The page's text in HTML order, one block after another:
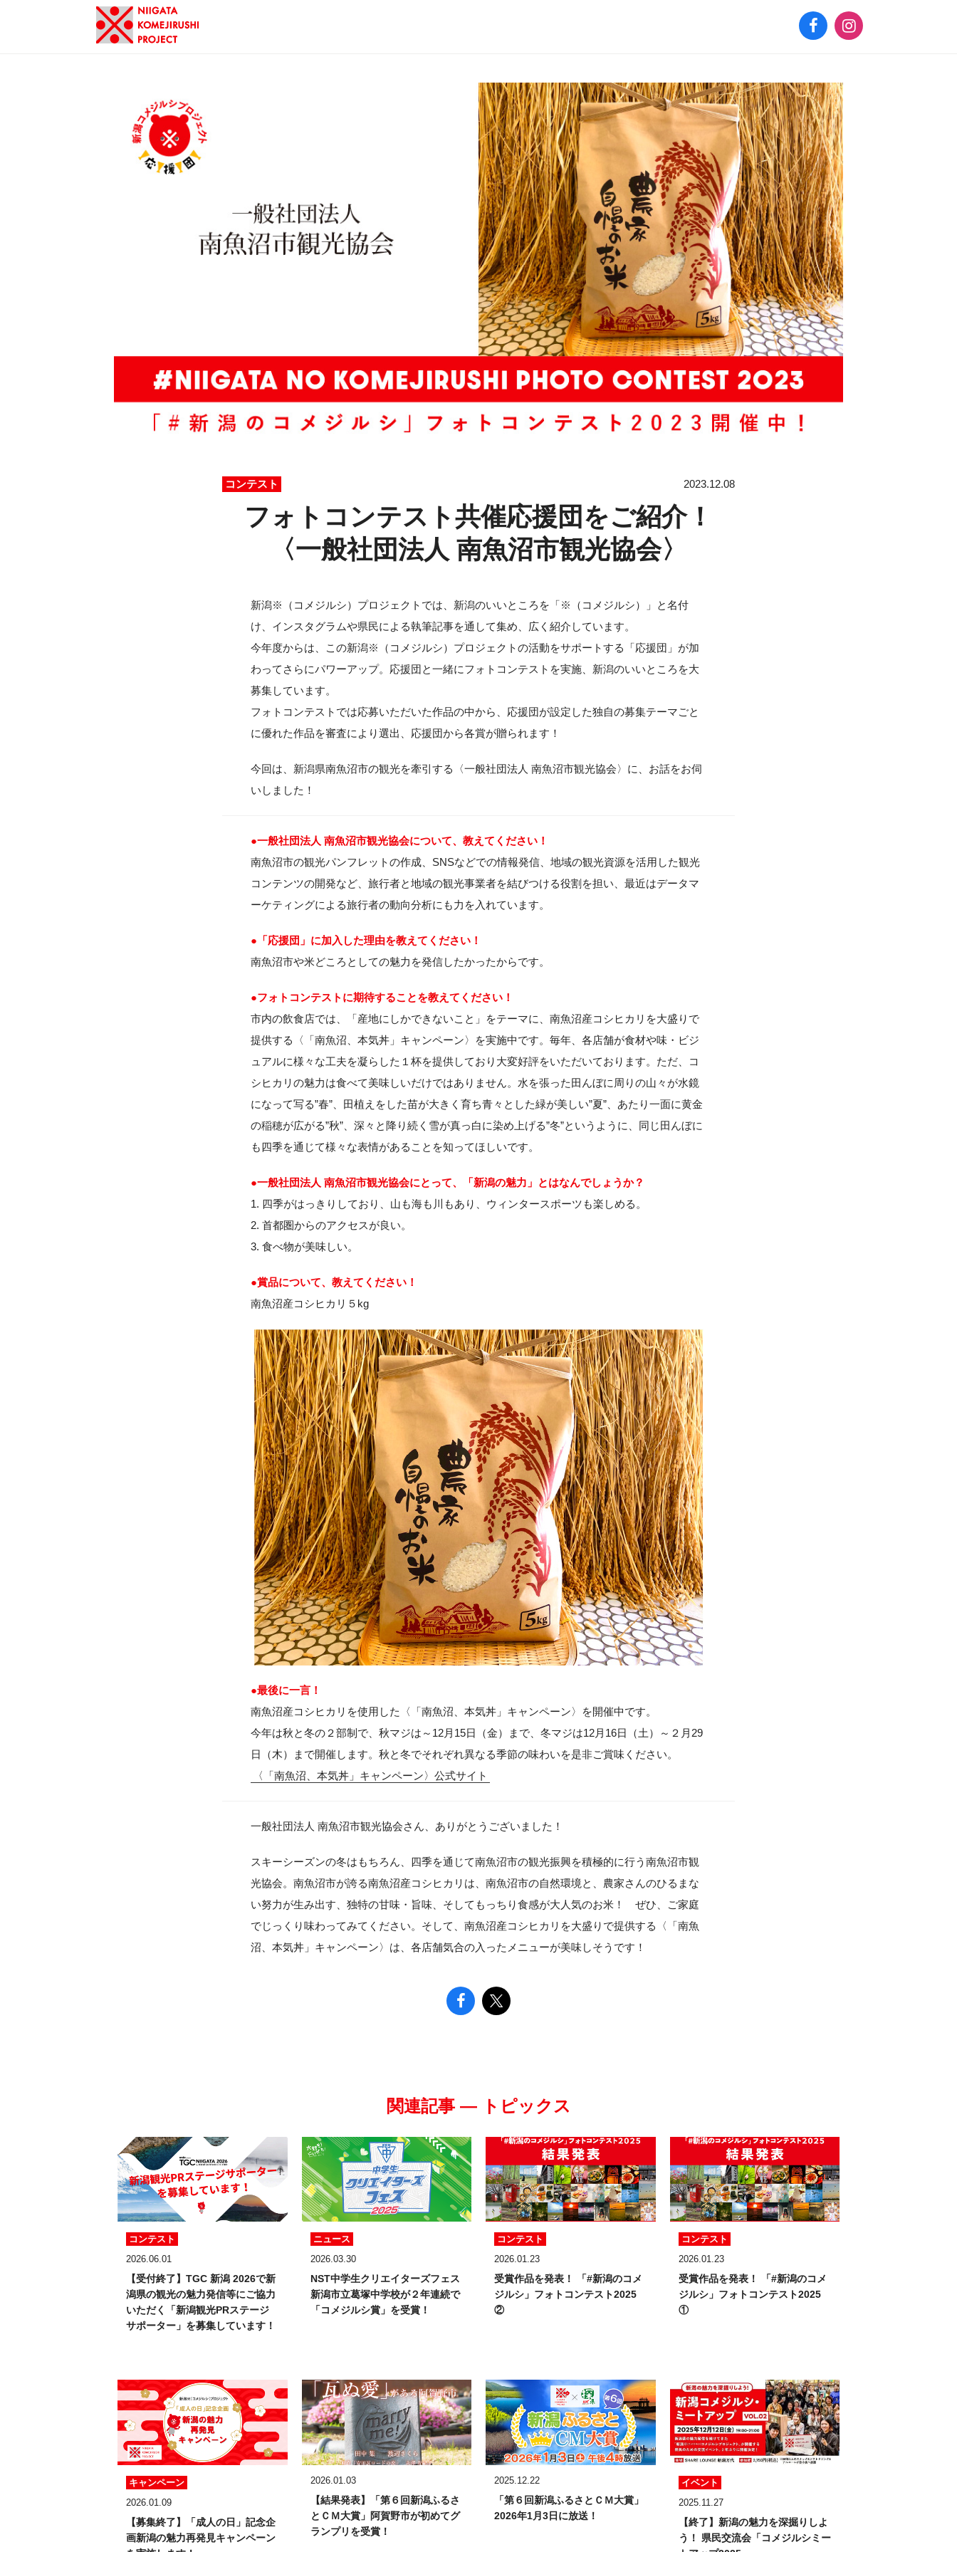
コンテスト 2023.12.08
フォトコンテスト共催応援団をご紹介！
〈一般社団法人 南魚沼市観光協会〉
新潟※（コメジルシ）プロジェクトでは、新潟のいいところを「※（コメジルシ）」と名付
け、インスタグラムや県民による執筆記事を通して集め、広く紹介しています。
今年度からは、この新潟※（コメジルシ）プロジェクトの活動をサポートする「応援団」が加
わってさらにパワーアップ。応援団と一緒にフォトコンテストを実施、新潟のいいところを大
募集しています。
フォトコンテストでは応募いただいた作品の中から、応援団が設定した独自の募集テーマごと
に優れた作品を審査により選出、応援団から各賞が贈られます！
今回は、新潟県南魚沼市の観光を牽引する〈一般社団法人 南魚沼市観光協会〉に、お話をお伺
いしました！
●一般社団法人 南魚沼市観光協会について、教えてください！
南魚沼市の観光パンフレットの作成、SNSなどでの情報発信、地域の観光資源を活用した観光
コンテンツの開発など、旅行者と地域の観光事業者を結びつける役割を担い、最近はデータマ
ーケティングによる旅行者の動向分析にも力を入れています。
●「応援団」に加入した理由を教えてください！
南魚沼市や米どころとしての魅力を発信したかったからです。
●フォトコンテストに期待することを教えてください！
市内の飲食店では、「産地にしかできないこと」をテーマに、南魚沼産コシヒカリを大盛りで
提供する〈「南魚沼、本気丼」キャンペーン〉を実施中です。毎年、各店舗が食材や味・ビジ
ュアルに様々な工夫を凝らした１杯を提供しており大変好評をいただいております。ただ、コ
シヒカリの魅力は食べて美味しいだけではありません。水を張った田んぼに周りの山々が水鏡
になって写る”春”、田植えをした苗が大きく育ち青々とした緑が美しい”夏”、あたり一面に黄金
の稲穂が広がる”秋”、深々と降り続く雪が真っ白に染め上げる”冬”というように、同じ田んぼに
も四季を通じて様々な表情があることを知ってほしいです。
●一般社団法人 南魚沼市観光協会にとって、「新潟の魅力」とはなんでしょうか？
1. 四季がはっきりしており、山も海も川もあり、ウィンタースポーツも楽しめる。
2. 首都圏からのアクセスが良い。
3. 食べ物が美味しい。
●賞品について、教えてください！
南魚沼産コシヒカリ５kg
●最後に一言！
南魚沼産コシヒカリを使用した〈「南魚沼、本気丼」キャンペーン〉を開催中です。
今年は秋と冬の２部制で、秋マジは～12月15日（金）まで、冬マジは12月16日（土）～２月29
日（木）まで開催します。秋と冬でそれぞれ異なる季節の味わいを是非ご賞味ください。
〈「南魚沼、本気丼」キャンペーン〉公式サイト
一般社団法人 南魚沼市観光協会さん、ありがとうございました！
スキーシーズンの冬はもちろん、四季を通じて南魚沼市の観光振興を積極的に行う南魚沼市観
光協会。南魚沼市が誇る南魚沼産コシヒカリは、南魚沼市の自然環境と、農家さんのひるまな
い努力が生み出す、独特の甘味・旨味、そしてもっちり食感が大人気のお米！ ぜひ、ご家庭
でじっくり味わってみてください。そして、南魚沼産コシヒカリを大盛りで提供する〈「南魚
沼、本気丼」キャンペーン〉は、各店舗気合の入ったメニューが美味しそうです！
関連記事 — トピックス
コンテスト
2026.06.01
【受付終了】TGC 新潟 2026で新
潟県の観光の魅力発信等にご協力
いただく「新潟観光PRステージ
サポーター」を募集しています！
ニュース
2026.03.30
NST中学生クリエイターズフェス
新潟市立葛塚中学校が２年連続で
「コメジルシ賞」を受賞！
コンテスト
2026.01.23
受賞作品を発表！
「#新潟のコメ
ジルシ」フォトコンテスト2025
②
コンテスト
2026.01.23
受賞作品を発表！
「#新潟のコメ
ジルシ」フォトコンテスト2025
①
キャンペーン
2026.01.09
【募集終了】「成人の日」記念企
画新潟の魅力再発見キャンペーン
2026.01.03
【結果発表】
「第６回新潟ふるさ
とＣＭ大賞」 阿賀野市が初めてグ
ランプリを受賞！
2025.12.22
「第６回新潟ふるさとＣＭ大賞」
2026年1月3日に放送！
イベント
2025.11.27
【終了】新潟の魅力を深掘りしよ
う！
県民交流会「コメジルシミー